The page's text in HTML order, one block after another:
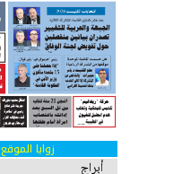
زوايا الموقع
أبراج